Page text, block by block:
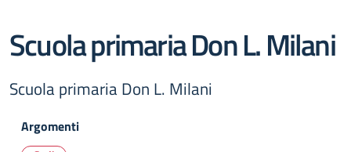
Scuola primaria Don L. Milani
Scuola primaria Don L. Milani
Argomenti